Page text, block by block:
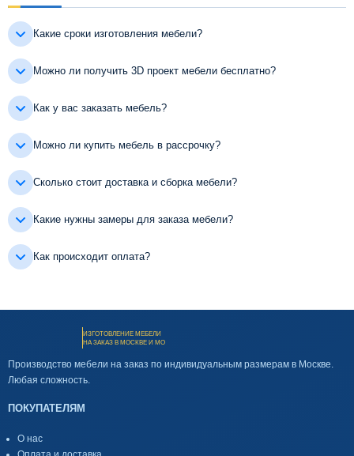
Какие сроки изготовления мебели?
Можно ли получить 3D проект мебели бесплатно?
Как у вас заказать мебель?
Можно ли купить мебель в рассрочку?
Сколько стоит доставка и сборка мебели?
Какие нужны замеры для заказа мебели?
Как происходит оплата?
ИЗГОТОВЛЕНИЕ МЕБЕЛИ
НА ЗАКАЗ В МОСКВЕ И МО
Производство мебели на заказ по индивидуальным размерам в Москве.
Любая сложность.
ПОКУПАТЕЛЯМ
О нас